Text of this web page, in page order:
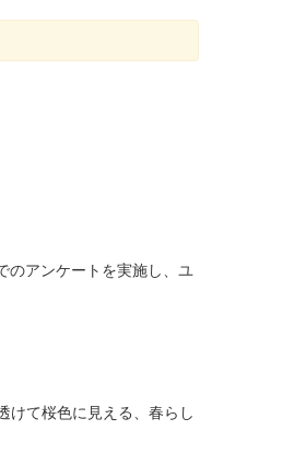
のアンケートを実施し、ユ
けて桜色に見える、春らし